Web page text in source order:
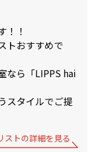
！！
トおすすめで
なら「LIPPS hai
スタイルでご提
ストの詳細を見る